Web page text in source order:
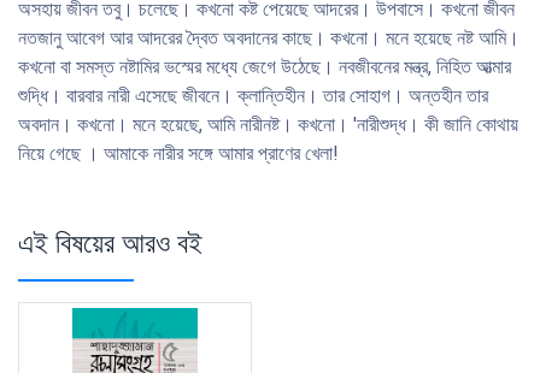
অসহায় জীবন তবু। চলেছে। কখনাে কষ্ট পেয়েছে আদরের। উপবাসে। কখনাে জীবন
নতজানু আবেগ আর আদরের দ্বৈত অবদানের কাছে। কখনাে। মনে হয়েছে নষ্ট আমি।
কখনাে বা সমস্ত নষ্টামির ভস্মের মধ্যে জেগে উঠেছে। নবজীবনের মন্ত্র, নিহিত আত্মার
শুদ্ধি। বারবার নারী এসেছে জীবনে। ক্লান্তিহীন। তার সােহাগ। অন্তহীন তার
অবদান। কখনাে। মনে হয়েছে, আমি নারীনষ্ট। কখনাে। 'নারীশুদ্ধ। কী জানি কোথায়
নিয়ে গেছে । আমাকে নারীর সঙ্গে আমার প্রাণের খেলা!
এই বিষয়ের আরও বই